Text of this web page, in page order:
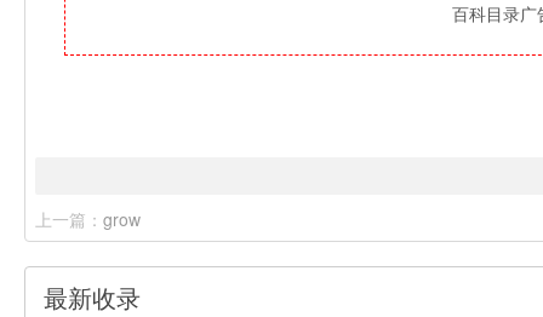
百科目录
上一篇： grow
最新收录